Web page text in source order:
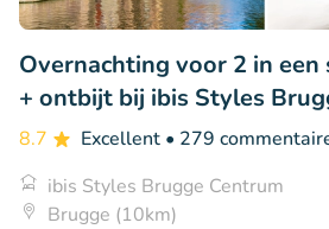
Overnachting voor 2 in
+ ontbijt bij ibis Styles
8.7 Excellent • 279
ibis Styles Brugge Centrum
Brugge (10km)